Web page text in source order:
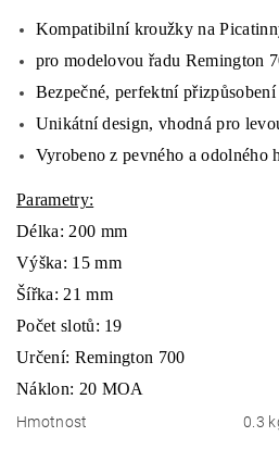
Kompatibilní kroužky na
pro modelovou řadu Remington
Bezpečné, perfektní přizpůsobení
Unikátní design, vhodná pro
Vyrobeno z pevného a odolného
Parametry:
Délka: 200 mm
Výška: 15 mm
Šířka: 21 mm
Počet slotů: 19
Určení: Remington 700
Náklon: 20 MOA
Hmotnost 0.3